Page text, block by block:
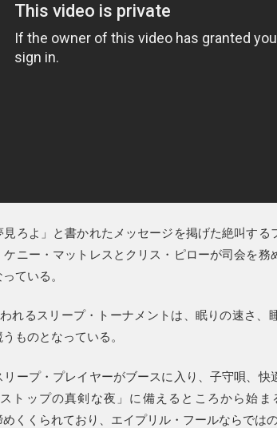
見ろよ」と書かれたメッセージを掲げた絶叫す
ニー・マットレスとクリス・ピローが司会を務
ている。
れるスリープ・トーナメントは、眠りの速さ、
ものとなっている。
ープ・プレイヤーがブースに入り、子守唄、
トップの真剣な夜」に備えるところから始
くくられており、エイプリル・フールならではの